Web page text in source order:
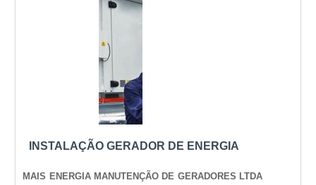
dos geradores a gasolina portáteis é crucial para
fazer uma escolha informada. Na
você encontra não só uma ampla gama de
produtos, mas também a expertise necessária para
garantir que suas necessidades energéticas sejam
gerador ideal para você hoje mesmo!
INSTALAÇÃO GERADOR DE ENERGIA
MAIS ENERGIA MANUTENÇÃO DE GERADORES LTDA